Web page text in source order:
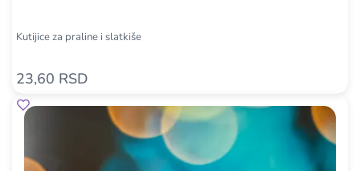
Kutijice za praline i slatkiše
23,60 RSD